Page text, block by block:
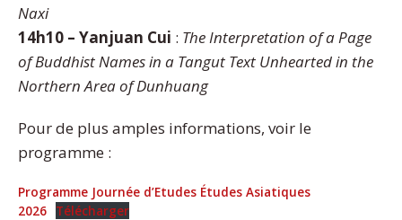
Naxi
14h10 – Yanjuan Cui : The Interpretation of a Page
of Buddhist Names in a Tangut Text Unhearted in the
Northern Area of Dunhuang
Pour de plus amples informations, voir le
programme :
Programme Journée d’Etudes Études Asiatiques
2026 Télécharger